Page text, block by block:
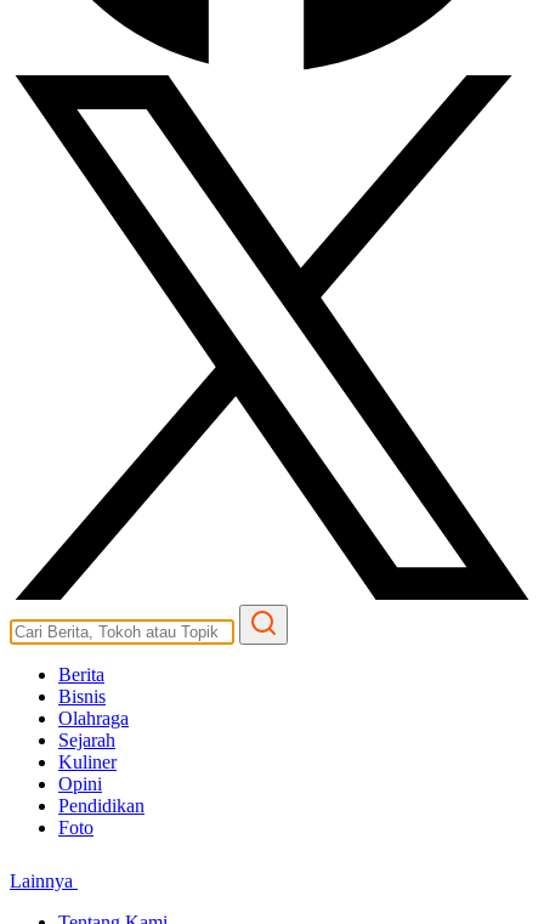
Berita
Bisnis
Olahraga
Sejarah
Kuliner
Opini
Pendidikan
Foto
Lainnya